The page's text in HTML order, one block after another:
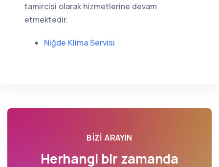
tamircisi olarak hizmetlerine devam
etmektedir.
Niğde Klima Servisi
BIZI ARAYIN
Herhangi bir zamanda